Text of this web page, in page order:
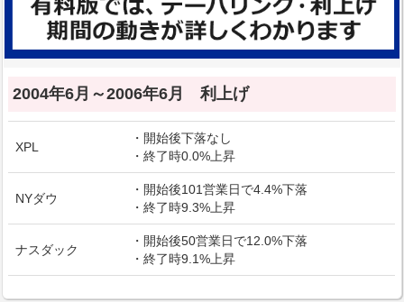
2004年6月～2006年6月 利上げ
XPL
・開始後下落なし
・終了時0.0%上昇
NYダウ
・開始後101営業日で4.4%下落
・終了時9.3%上昇
ナスダック
・開始後50営業日で12.0%下落
・終了時9.1%上昇